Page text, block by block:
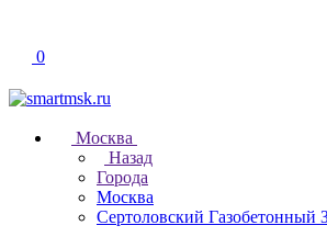
0
Москва
Назад
Города
Москва
Сертоловский Газобетонный